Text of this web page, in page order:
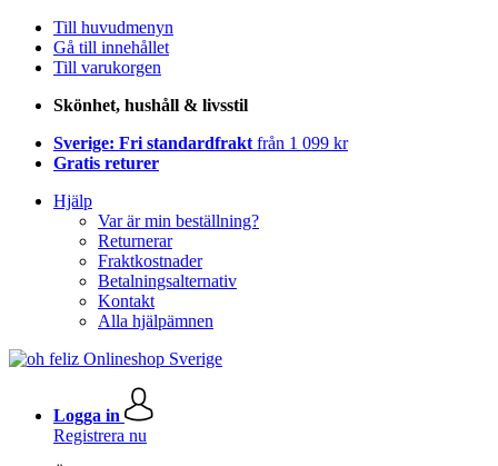
Till huvudmenyn
Gå till innehållet
Till varukorgen
Skönhet, hushåll & livsstil
Sverige: Fri standardfrakt från 1 099 kr
Gratis returer
Hjälp
Var är min beställning?
Returnerar
Fraktkostnader
Betalningsalternativ
Kontakt
Alla hjälpämnen
Logga in
Registrera nu